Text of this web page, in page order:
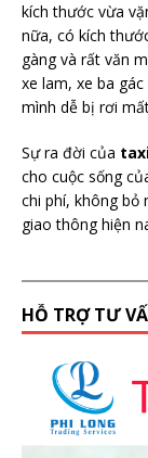
kích thước vừa
nữa, có kích
gàng và rất văn
xe lam, xe ba
mình dễ bị rơi
Sự ra đời của
cho cuộc sống
chi phí, không bỏ
giao thông hiện
HỖ TRỢ TƯ